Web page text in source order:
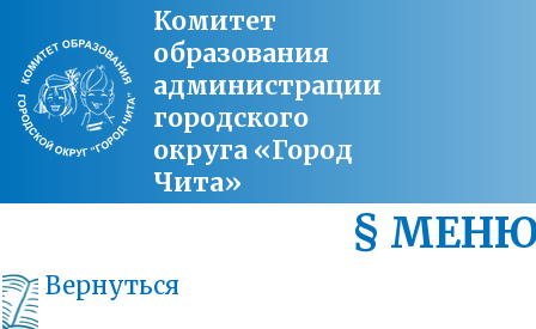
Комитет
образования
администрации
городского
округа «Город
Чита»
§
Вернуться